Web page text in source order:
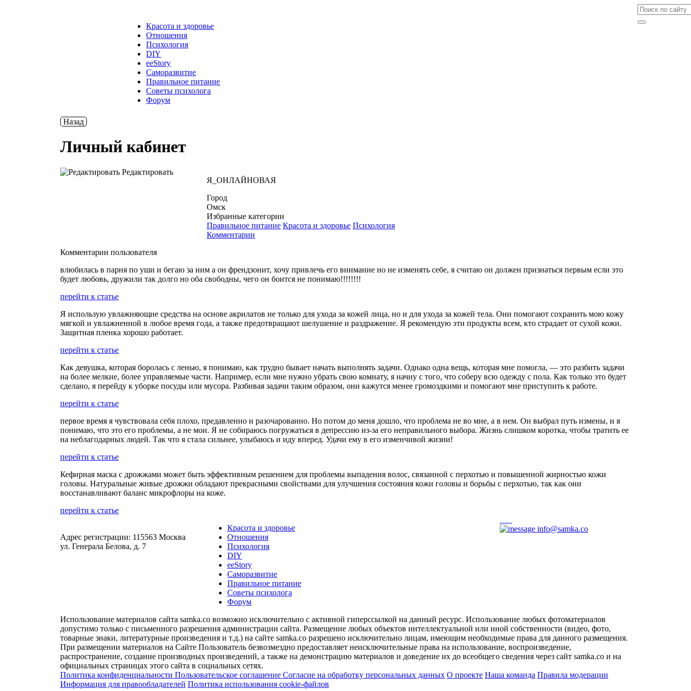
Красота и здоровье
Отношения
Психология
DIY
ееStory
Саморазвитие
Правильное питание
Советы психолога
Форум
Назад
Личный кабинет
Редактировать
Я_ОНЛАЙНОВАЯ
Город
Омск
Избранные категории
Правильное питание Красота и здоровье Психология
Комментарии
Комментарии пользователя
влюбилась в парня по уши и бегаю за ним а он френдзонит, хочу привлечь его внимание но не изменять себе, я считаю он должен признаться первым если это
будет любовь, дружили так долго но оба свободны, чего он боится не понимаю!!!!!!!!
перейти к статье
Я использую увлажняющие средства на основе акрилатов не только для ухода за кожей лица, но и для ухода за кожей тела. Они помогают сохранить мою кожу
мягкой и увлажненной в любое время года, а также предотвращают шелушение и раздражение. Я рекомендую эти продукты всем, кто страдает от сухой кожи.
Защитная пленка хорошо работает.
перейти к статье
Как девушка, которая боролась с ленью, я понимаю, как трудно бывает начать выполнять задачи. Однако одна вещь, которая мне помогла, — это разбить задачи
на более мелкие, более управляемые части. Например, если мне нужно убрать свою комнату, я начну с того, что соберу всю одежду с пола. Как только это будет
сделано, я перейду к уборке посуды или мусора. Разбивая задачи таким образом, они кажутся менее громоздкими и помогают мне приступить к работе.
перейти к статье
первое время я чувствовала себя плохо, предавленно и разочарованно. Но потом до меня дошло, что проблема не во мне, а в нем. Он выбрал путь измены, и я
понимаю, что это его проблемы, а не мои. Я не собираюсь погружаться в депрессию из-за его неправильного выбора. Жизнь слишком коротка, чтобы тратить ее
на неблагодарных людей. Так что я стала сильнее, улыбаюсь и иду вперед. Удачи ему в его изменчивой жизни!
перейти к статье
Кефирная маска с дрожжами может быть эффективным решением для проблемы выпадения волос, связанной с перхотью и повышенной жирностью кожи
головы. Натуральные живые дрожжи обладают прекрасными свойствами для улучшения состояния кожи головы и борьбы с перхотью, так как они
восстанавливают баланс микрофлоры на коже.
перейти к статье
Адрес регистрации: 115563 Москва
ул. Генерала Белова, д. 7
Красота и здоровье
Отношения
Психология
DIY
ееStory
Саморазвитие
Правильное питание
Советы психолога
Форум
info@samka.co
Использование материалов сайта samka.co возможно исключительно с активной гиперссылкой на данный ресурс. Использование любых фотоматериалов
допустимо только с письменного разрешения администрации сайта. Размещение любых объектов интеллектуальной или иной собственности (видео, фото,
товарные знаки, литературные произведения и т.д.) на сайте samka.co разрешено исключительно лицам, имеющим необходимые права для данного размещения.
При размещении материалов на Сайте Пользователь безвозмездно предоставляет неисключительные права на использование, воспроизведение,
распространение, создание производных произведений, а также на демонстрацию материалов и доведение их до всеобщего сведения через сайт samka.co и на
официальных страницах этого сайта в социальных сетях.
Политика конфиденциальности Пользовательское соглашение Согласие на обработку персональных данных О проекте Наша команда Правила модерации
Информация для правообладателей Политика использования cookie-файлов